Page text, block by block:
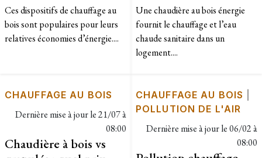
Ces dispositifs de chauffage au
bois sont populaires pour leurs
relatives économies d’énergie....
Une chaudière au bois énergie
fournit le chauffage et l’eau
chaude sanitaire dans un
logement....
CHAUFFAGE AU BOIS
Dernière mise à jour le21/07 à
08:00
Chaudière à bois vs
CHAUFFAGE AU BOIS
POLLUTION DE L'AIR
Dernière mise à jour le06/02 à
08:00